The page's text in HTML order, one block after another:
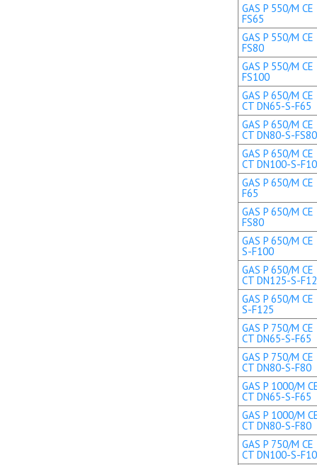
GAS P 550/M
FS65
GAS P 550/M
FS80
GAS P 550/M
FS100
GAS P 650/M CE
CT DN65-S-F65
GAS P 650/M CE
CT DN80-S-FS80
GAS P 650/M CE
CT DN100-S-
GAS P 650/M
F65
GAS P 650/M
FS80
GAS P 650/M
S-F100
GAS P 650/M CE
CT DN125-S-
GAS P 650/M
S-F125
GAS P 750/M CE
CT DN65-S-F65
GAS P 750/M CE
CT DN80-S-F80
GAS P 1000/M
CT DN65-S-F65
GAS P 1000/M
CT DN80-S-F80
GAS P 750/M CE
CT DN100-S-